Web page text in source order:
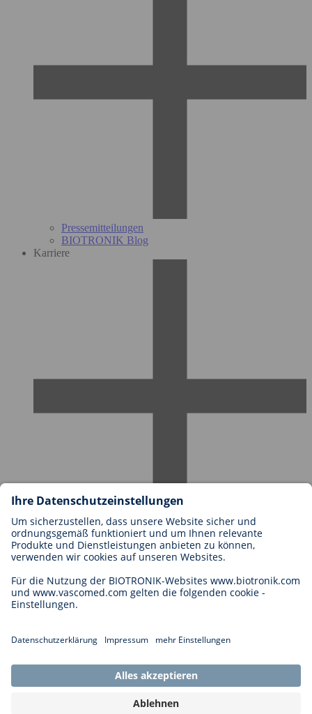
Pressemitteilungen
BIOTRONIK Blog
Karriere
Karriere bei BIOTRONIK
Einstieg
Bewerbung
Karrierechancen
Cookie-Einstellungen
Rechtliche Hinweise